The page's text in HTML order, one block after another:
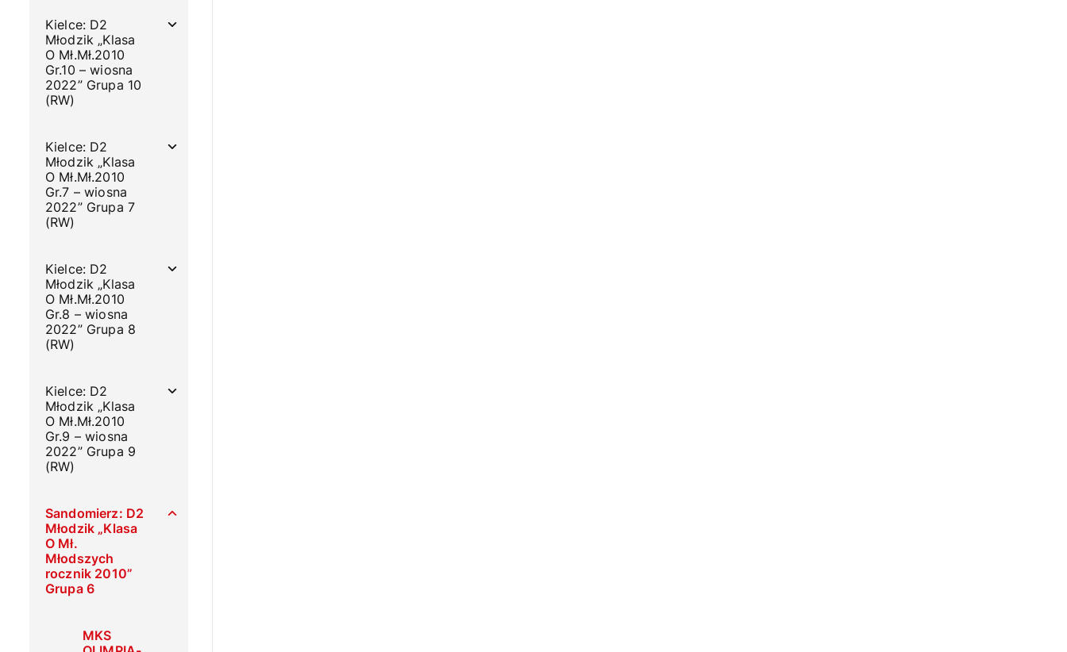
Kielce: D2
Młodzik „Klasa
O Mł.Mł.2010
Gr.10 – wiosna
2022” Grupa 10
(RW)
Kielce: D2
Młodzik „Klasa
O Mł.Mł.2010
Gr.7 – wiosna
2022” Grupa 7
(RW)
Kielce: D2
Młodzik „Klasa
O Mł.Mł.2010
Gr.8 – wiosna
2022” Grupa 8
(RW)
Kielce: D2
Młodzik „Klasa
O Mł.Mł.2010
Gr.9 – wiosna
2022” Grupa 9
(RW)
Sandomierz: D2
Młodzik „Klasa
O Mł.
Młodszych
rocznik 2010”
Grupa 6
MKS